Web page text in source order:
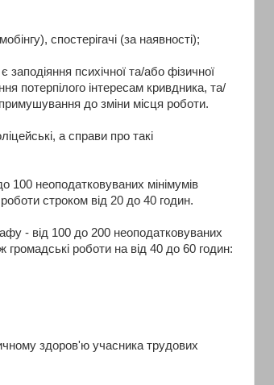
спостерігачі (за наявності);
заподіяння психічної та/або фізичної
потерпілого інтересам кривдника, та/
примушування до зміни місця роботи.
а справи про такі
100 неоподатковуваних мінімумів
строком від 20 до 40 годин.
- від 100 до 200 неоподатковуваних
громадські роботи на від 40 до 60 годин:
здоров'ю учасника трудових